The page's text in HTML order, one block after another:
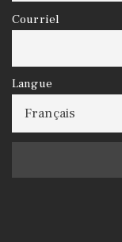
Courriel
Langue